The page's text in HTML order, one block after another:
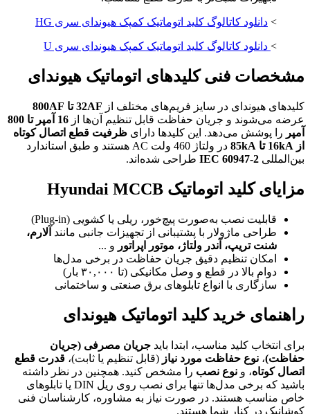
> دانلود کاتالوگ کلید اتوماتیک کمپک هیوندای سری HG
> دانلود کاتالوگ کلید اتوماتیک کمپک هیوندای سری U
مشخصات فنی کلیدهای اتوماتیک هیوندای
کلیدهای هیوندای در سایز فریم‌های مختلف از 32AF تا 800AF
عرضه می‌شوند و جریان حفاظت قابل تنظیم آن‌ها از
16 آمپر تا 800
آمپر را پوشش می‌دهد. این کلیدها دارای ظرفیت قطع اتصال کوتاه
از 16kA تا 85kA
در ولتاژ 460 ولت AC هستند و طبق استاندارد
بین‌المللی IEC 60947-2 طراحی شده‌اند.
مزایای کلید اتوماتیک Hyundai MCCB
قابلیت نصب به‌صورت پیچ‌خور، ریلی یا کشویی (Plug-in)
طراحی ماژولار با پشتیبانی از تجهیزات جانبی مانند آلارم،
شنت تریپ، آندر ولتاژ، موتور اپراتور و ...
امکان تنظیم دقیق جریان حفاظت در برخی مدل‌ها
دوام بالا در قطع و وصل مکانیکی (تا ۳۰,۰۰۰ بار)
سازگاری با انواع تابلوهای برق صنعتی و ساختمانی
راهنمای خرید کلید اتوماتیک هیوندای
برای انتخاب کلید مناسب، ابتدا باید جریان مصرفی (جریان
حفاظت)، نوع حفاظت مورد نیاز (قابل تنظیم یا ثابت)، قدرت قطع
اتصال کوتاه، و نوع نصب را مشخص کنید. همچنین در نظر داشته
باشید که برخی مدل‌ها تنها برای نصب روی ریل DIN یا تابلوهای
خاص مناسب هستند. در صورت نیاز به مشاوره، کارشناسان فنی
کوشانیک در کنار شما هستند.